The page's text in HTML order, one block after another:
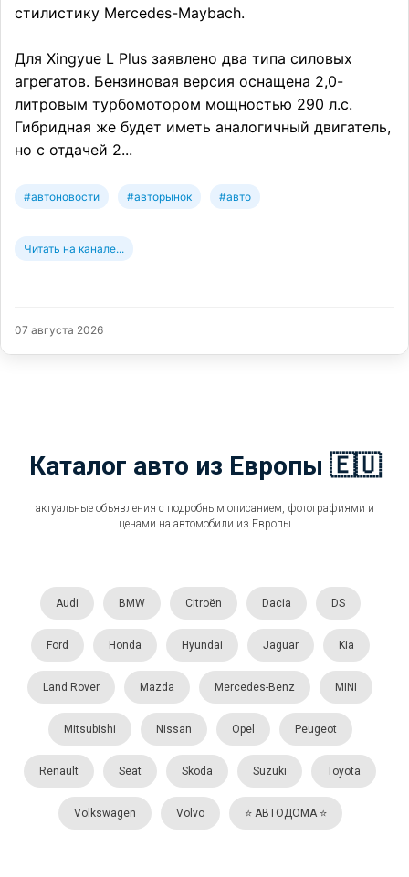
стилистику Mercedes-Maybach.
Для Xingyue L Plus заявлено два типа силовых
агрегатов. Бензиновая версия оснащена 2,0-
литровым турбомотором мощностью 290 л.с.
Гибридная же будет иметь аналогичный двигатель,
но с отдачей 2...
#автоновости #авторынок #авто
Читать на канале...
07 августа 2026
Каталог авто из Европы 🇪🇺
актуальные объявления с подробным описанием, фотографиями и
ценами на автомобили из Европы
Audi BMW Citroën Dacia DS
Ford Honda Hyundai Jaguar Kia
Land Rover Mazda Mercedes-Benz MINI
Mitsubishi Nissan Opel Peugeot
Renault Seat Skoda Suzuki Toyota
Volkswagen Volvo ⭐️ АВТОДОМА ⭐️